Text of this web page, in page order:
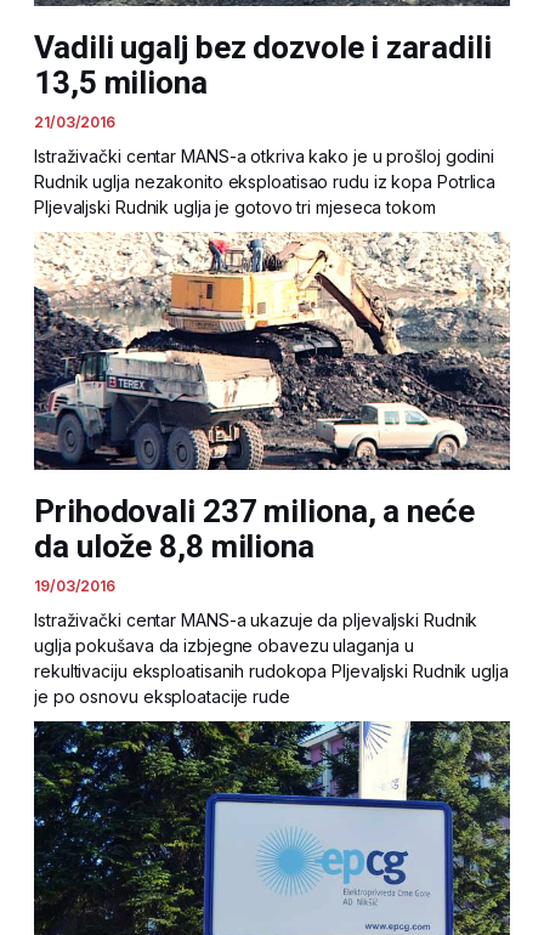
Vadili ugalj bez dozvole i zaradili
13,5 miliona
21/03/2016
Istraživački centar MANS-a otkriva kako je u prošloj godini
Rudnik uglja nezakonito eksploatisao rudu iz kopa Potrlica
Pljevaljski Rudnik uglja je gotovo tri mjeseca tokom
Prihodovali 237 miliona, a neće
da ulože 8,8 miliona
19/03/2016
Istraživački centar MANS-a ukazuje da pljevaljski Rudnik
uglja pokušava da izbjegne obavezu ulaganja u
rekultivaciju eksploatisanih rudokopa Pljevaljski Rudnik uglja
je po osnovu eksploatacije rude